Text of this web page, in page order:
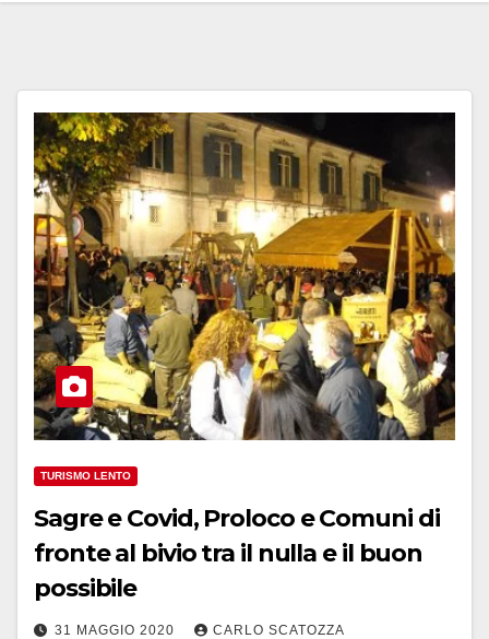
TURISMO LENTO
Sagre e Covid, Proloco e Comuni di
fronte al bivio tra il nulla e il buon
possibile
31 MAGGIO 2020 CARLO SCATOZZA